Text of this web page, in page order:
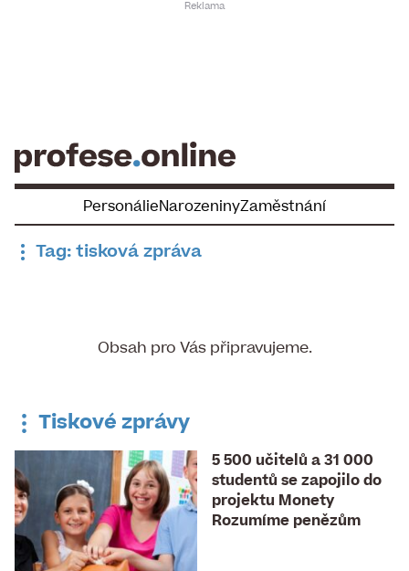
PersonálieNarozeninyZaměstnání
Tag: tisková zpráva
Obsah pro Vás připravujeme.
Tiskové zprávy
5 500 učitelů a 31 000
studentů se zapojilo do
projektu Monety
Rozumíme penězům